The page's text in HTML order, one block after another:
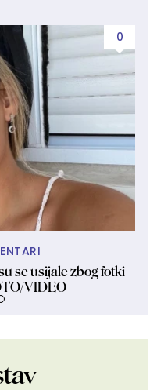
0
se usijale zbog fotki
VIDEO